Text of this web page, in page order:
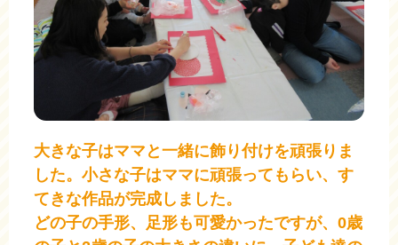
大きな子はママと一緒に飾り付けを頑張りま
した。小さな子はママに頑張ってもらい、す
てきな作品が完成しました。
どの子の手形、足形も可愛かったですが、0歳